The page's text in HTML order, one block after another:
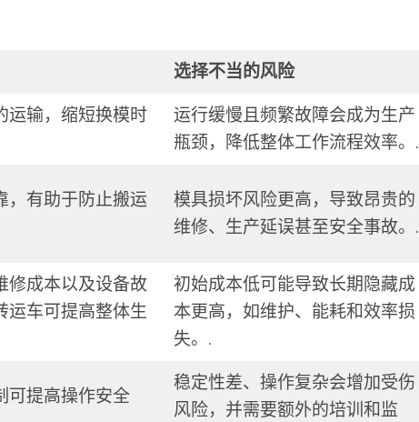
选择不当的风险
运输，缩短换模时
运行缓慢且频繁故障会成为生产
瓶颈，降低整体工作流程效率。.
，有助于防止搬运
模具损坏风险更高，导致昂贵的
维修、生产延误甚至安全事故。.
修成本以及设备故
运车可提高整体生
初始成本低可能导致长期隐藏成
本更高，如维护、能耗和效率损
失。.
可提高操作安全
稳定性差、操作复杂会增加受伤
风险，并需要额外的培训和监